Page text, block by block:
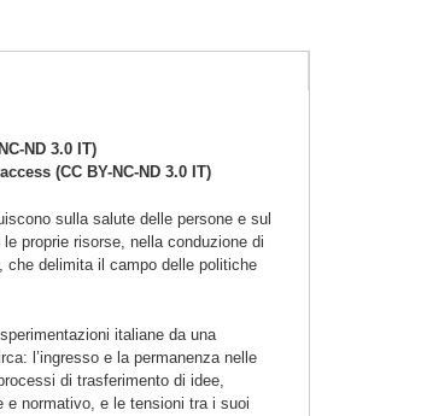
ND 3.0 IT)
(CC BY-NC-ND 3.0 IT)
sulla salute delle persone e sul
proprie risorse, nella conduzione di
che delimita il campo delle politiche
italiane da una
l’ingresso e la permanenza nelle
di trasferimento di idee,
e normativo, e le tensioni tra i suoi